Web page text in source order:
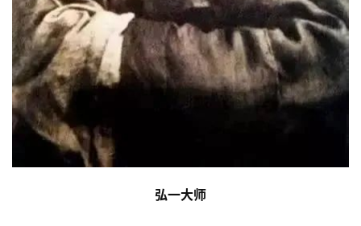
巡
礼
视
频
弘一大师